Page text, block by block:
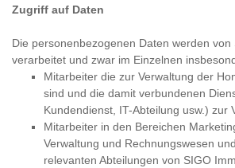
Zugriff auf Daten
Die personenbezogenen Daten werden von
verarbeitet und zwar im Einzelnen
Mitarbeiter die zur Verwaltung der
sind und die damit verbundenen
Kundendienst, IT-Abteilung usw.) zur
Mitarbeiter in den Bereichen
Verwaltung und Rechnungswesen
relevanten Abteilungen von SIGO